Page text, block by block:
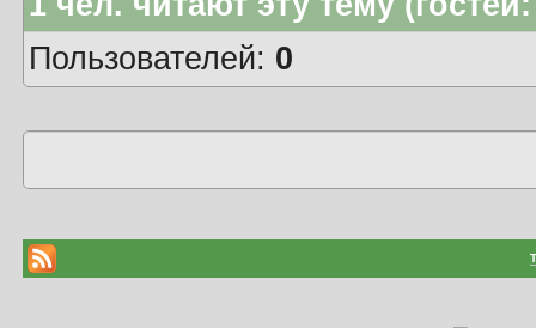
Пользователей: 0